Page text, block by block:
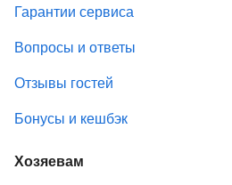
Гарантии сервиса
Вопросы и ответы
Отзывы гостей
Бонусы и кешбэк
Хозяевам